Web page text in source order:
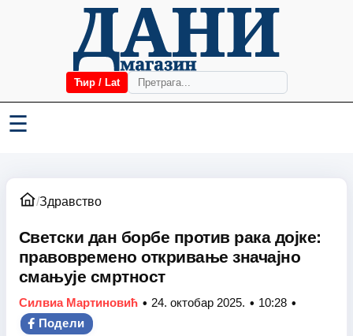
Ћир / Lat
☰
/Здравство
Светски дан борбе против рака дојке:
правовремено откривање значајно
смањује смртност
Силвиа Мартиновић • 24. октобар 2025. • 10:28 •
Подели